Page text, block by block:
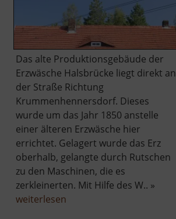
Das alte Produktionsgebäude der
Erzwäsche Halsbrücke liegt direkt an
der Straße Richtung
Krummenhennersdorf. Dieses
wurde um das Jahr 1850 anstelle
einer älteren Erzwäsche hier
errichtet. Gelagert wurde das Erz
oberhalb, gelangte durch Rutschen
zu den Maschinen, die es
zerkleinerten. Mit Hilfe des W.. »
weiterlesen